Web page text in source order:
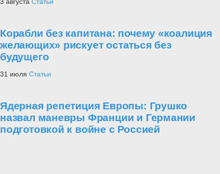
3 августа Статьи
Корабли без капитана: почему «коалиция
желающих» рискует остаться без
будущего
31 июля Статьи
Ядерная репетиция Европы: Грушко
назвал маневры Франции и Германии
подготовкой к войне с Россией